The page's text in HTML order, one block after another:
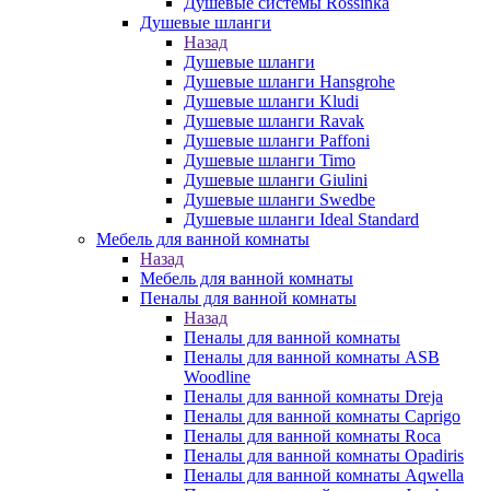
Душевые шланги
Назад
Душевые шланги
Душевые шланги Hansgrohe
Душевые шланги Kludi
Душевые шланги Ravak
Душевые шланги Paffoni
Душевые шланги Timo
Душевые шланги Giulini
Душевые шланги Swedbe
Душевые шланги Ideal Standard
Мебель для ванной комнаты
Назад
Мебель для ванной комнаты
Пеналы для ванной комнаты
Назад
Пеналы для ванной комнаты
Пеналы для ванной комнаты ASB
Woodline
Пеналы для ванной комнаты Dreja
Пеналы для ванной комнаты Caprigo
Пеналы для ванной комнаты Roca
Пеналы для ванной комнаты Opadiris
Пеналы для ванной комнаты Aqwella